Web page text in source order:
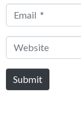
Email
Website
Submit